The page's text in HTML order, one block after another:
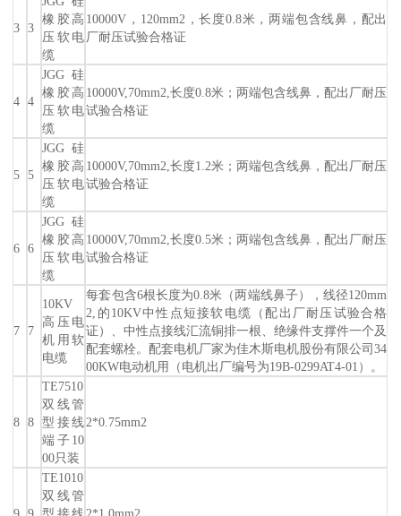
3 3
橡胶高
压软电
缆
10000V，120mm2，长度0.8米，两端包含线鼻，配出
厂耐压试验合格证
4 4
JGG硅
橡胶高
压软电
缆
10000V,70mm2,长度0.8米；两端包含线鼻，配出厂耐压
试验合格证
5 5
JGG硅
橡胶高
压软电
缆
10000V,70mm2,长度1.2米；两端包含线鼻，配出厂耐压
试验合格证
6 6
JGG硅
橡胶高
压软电
缆
10000V,70mm2,长度0.5米；两端包含线鼻，配出厂耐压
试验合格证
7 7
10KV
高压电
机用软
电缆
每套包含6根长度为0.8米（两端线鼻子），线径120mm
2,的10KV中性点短接软电缆（配出厂耐压试验合格
证）、中性点接线汇流铜排一根、绝缘件支撑件一个及
配套螺栓。配套电机厂家为佳木斯电机股份有限公司34
00KW电动机用（电机出厂编号为19B-0299AT4-01）。
8 8
TE7510
双线管
型接线
端子10
00只装
2*0.75mm2
TE1010
双线管